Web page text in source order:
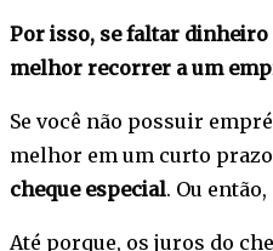
Por isso, se faltar dinheiro
melhor recorrer a um
Se você não possuir
melhor em um curto
cheque especial. Ou então,
Até porque, os juros do